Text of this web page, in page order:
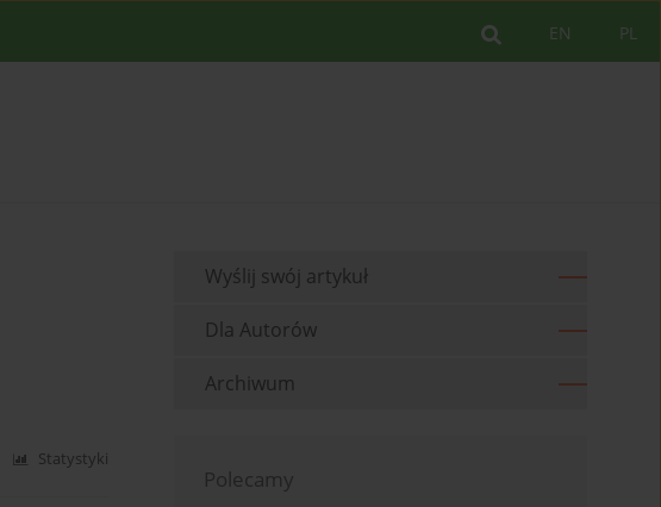
PL
EN
Statystyki
Wyślij swój artykuł
Dla Autorów
Archiwum
Polecamy